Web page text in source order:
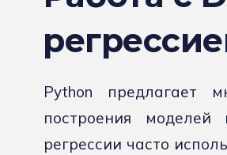
Python предлагает
построения
регрессии часто